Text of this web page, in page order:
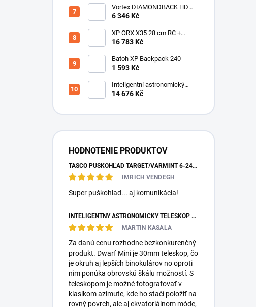
Vortex DIAMONDBACK HD
10X50
6 346 Kč
XP ORX X35 28 cm RC +
bezdrôtové slúchadlá
16 783 Kč
Batoh XP Backpack 240
1 593 Kč
Inteligentní astronomický
teleskop DwarfLab Dwarf III
14 676 Kč
HODNOTENIE PRODUKTOV
TASCO PUŠKOHĽAD TARGET/VARMINT 6-24X42 MILDOT
IMRICH VENDÉGH
Super puškohlad... aj komunikácia!
INTELIGENTNÝ ASTRONOMICKÝ TELESKOP DWARFLAB DWARF MINI
MARTIN KASALA
Za danú cenu rozhodne bezkonkurenčný
produkt. Dwarf Mini je 30mm teleskop, čo
je okruh aj lepších binokulárov no oproti
nim ponúka obrovskú škálu možností. S
teleskopom je možné fotografovať v
klasikom azimute, kde ho stačí položiť na
rovný povrch, ale aj ekvatoriálnom móde,